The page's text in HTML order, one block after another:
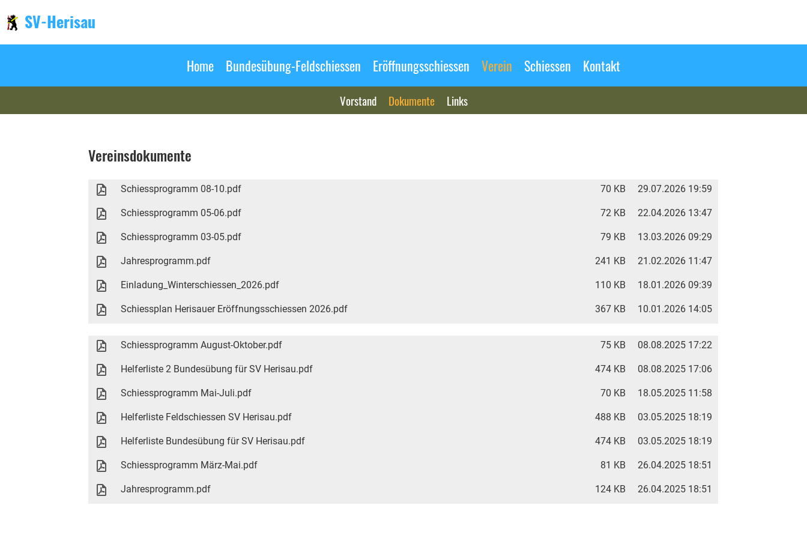
SV-Herisau
Home Bundesübung-Feldschiessen Eröffnungsschiessen Verein Schiessen Kontakt
Vorstand Dokumente Links
Vereinsdokumente
Schiessprogramm 08-10.pdf 70 KB 29.07.2026 19:59
Schiessprogramm 05-06.pdf 72 KB 22.04.2026 13:47
Schiessprogramm 03-05.pdf 79 KB 13.03.2026 09:29
Jahresprogramm.pdf 241 KB 21.02.2026 11:47
Einladung_Winterschiessen_2026.pdf 110 KB 18.01.2026 09:39
Schiessplan Herisauer Eröffnungsschiessen 2026.pdf 367 KB 10.01.2026 14:05
Schiessprogramm August-Oktober.pdf 75 KB 08.08.2025 17:22
Helferliste 2 Bundesübung für SV Herisau.pdf 474 KB 08.08.2025 17:06
Schiessprogramm Mai-Juli.pdf 70 KB 18.05.2025 11:58
Helferliste Feldschiessen SV Herisau.pdf 488 KB 03.05.2025 18:19
Helferliste Bundesübung für SV Herisau.pdf 474 KB 03.05.2025 18:19
Schiessprogramm März-Mai.pdf 81 KB 26.04.2025 18:51
Jahresprogramm.pdf 124 KB 26.04.2025 18:51